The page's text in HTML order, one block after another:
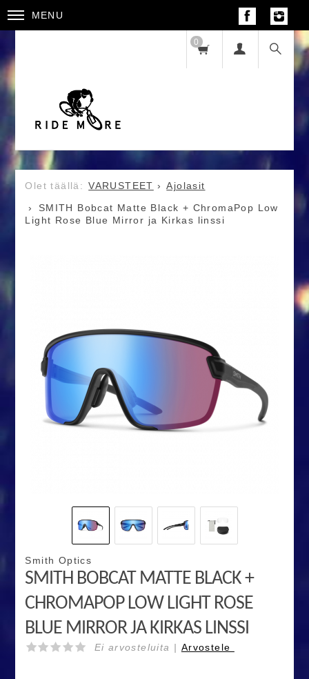
MENU
0
VARUSTEET
Ajolasit
SMITH Bobcat Matte Black + ChromaPop Low
Light Rose Blue Mirror ja Kirkas linssi
Smith Optics
SMITH BOBCAT MATTE BLACK +
CHROMAPOP LOW LIGHT ROSE
BLUE MIRROR JA KIRKAS LINSSI
Ei arvosteluita | Arvostele